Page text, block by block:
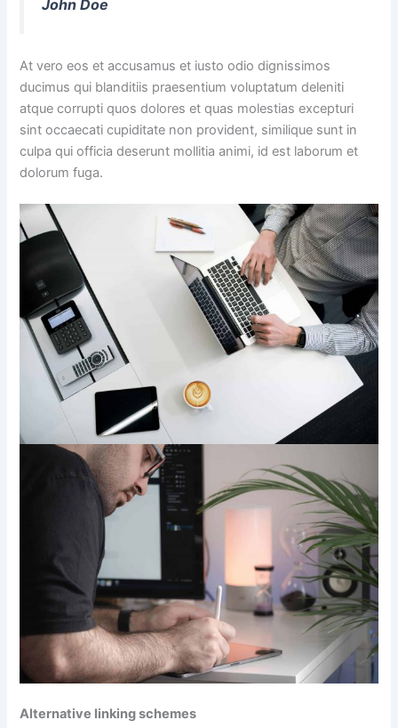
John Doe
At vero eos et accusamus et iusto odio dignissimos
ducimus qui blanditiis praesentium voluptatum deleniti
atque corrupti quos dolores et quas molestias excepturi
sint occaecati cupiditate non provident, similique sunt in
culpa qui officia deserunt mollitia animi, id est laborum et
dolorum fuga.
Alternative linking schemes